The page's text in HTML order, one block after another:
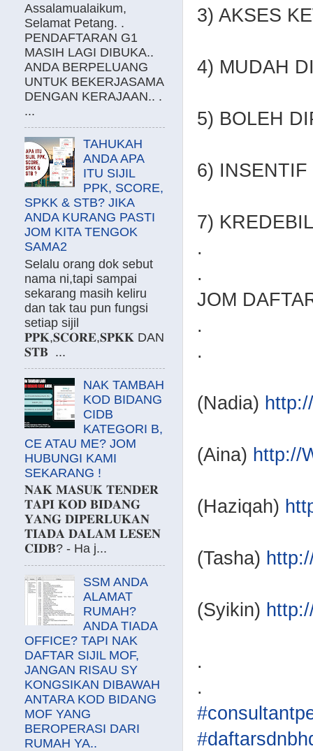
3) AKSES
4) MUDAH
5) BOLEH
6)
7)
.
.
JOM
.
.
(Nadia)
(Aina) http://
(Haziqah)
(Tasha)
(Syikin)
.
.
Assalamualaikum,
Selamat Petang. .
PENDAFTARAN G1
MASIH LAGI DIBUKA..
ANDA BERPELUANG
UNTUK BEKERJASAMA
DENGAN KERAJAAN.. .
...
TAHUKAH
ANDA APA
ITU SIJIL
PPK, SCORE,
SPKK & STB? JIKA
ANDA KURANG PASTI
JOM KITA TENGOK
SAMA2
Selalu orang dok sebut
nama ni,tapi sampai
sekarang masih keliru
dan tak tau pun fungsi
setiap sijil
𝐏𝐏𝐊,𝐒𝐂𝐎𝐑𝐄,𝐒𝐏𝐊𝐊 DAN
𝐒𝐓𝐁 ...
NAK TAMBAH
KOD BIDANG
CIDB
KATEGORI B,
CE ATAU ME? JOM
HUBUNGI KAMI
SEKARANG !
𝐍𝐀𝐊 𝐌𝐀𝐒𝐔𝐊 𝐓𝐄𝐍𝐃𝐄𝐑
𝐓𝐀𝐏𝐈 𝐊𝐎𝐃 𝐁𝐈𝐃𝐀𝐍𝐆
𝐘𝐀𝐍𝐆 𝐃𝐈𝐏𝐄𝐑𝐋𝐔𝐊𝐀𝐍
𝐓𝐈𝐀𝐃𝐀 𝐃𝐀𝐋𝐀𝐌 𝐋𝐄𝐒𝐄𝐍
𝐂𝐈𝐃𝐁? - Ha j...
SSM ANDA
ALAMAT
RUMAH?
ANDA TIADA
OFFICE? TAPI NAK
DAFTAR SIJIL MOF,
JANGAN RISAU SY
KONGSIKAN DIBAWAH
ANTARA KOD BIDANG
MOF YANG
BEROPERASI DARI
RUMAH YA..